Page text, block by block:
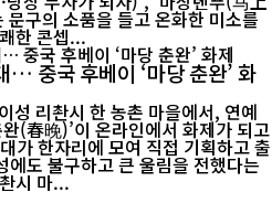
문구의 소품을 들고 온화한 미소를
한 콘셉...
… 중국 후베이 ‘마당 춘완’ 화
성 리촨시 한 농촌 마을에서, 연예
(春晚)’이 온라인에서 화제가 되고
가 한자리에 모여 직접 기획하고 출
에도 불구하고 큰 울림을 전했다는
촨시 마...